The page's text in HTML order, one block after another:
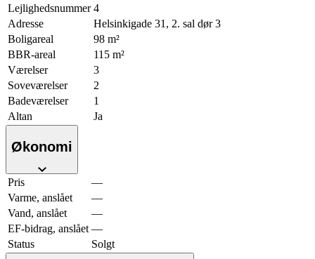
Lejlighedsnummer 4
Adresse
Helsinkigade 31, 2. sal dør 3
Boligareal
98 m²
BBR-areal
115 m²
Værelser
3
Soveværelser
2
Badeværelser
1
Altan
Ja
Økonomi
Pris
—
Varme, anslået
—
Vand, anslået
—
EF-bidrag, anslået —
Status
Solgt